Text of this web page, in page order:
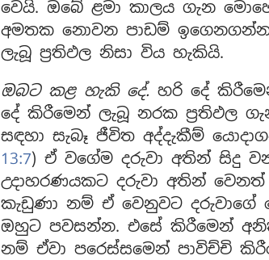
වෙයි. ඔබේ ළමා කාලය ගැන
අමතක නොවන පාඩම්
ලැබූ ප්‍රතිඵල නිසා විය හැකියි.
ඔබට කළ හැකි දේ. හරි දේ
දේ කිරීමෙන් ලැබූ නරක ප්‍රතිඵල
සඳහා සැබෑ ජීවිත අද්දැකීම්
13:7) ඒ වගේම දරුවා අතින් සිදු
උදාහරණයකට දරුවා අතින්
කැඩුණා නම් ඒ වෙනුවට
ඔහුට පවසන්න. එසේ කිරීමෙන්
නම් ඒවා පරෙස්සමෙන් පාවිච්චි